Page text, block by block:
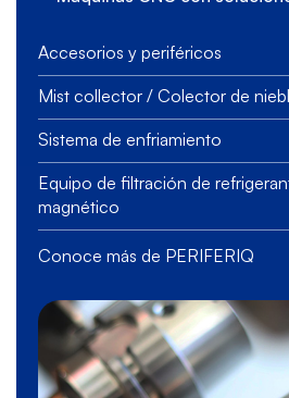
Accesorios y periféricos
Mist collector / Colector de
Sistema de enfriamiento
Equipo de filtración de
magnético
Conoce más de PERIFERIQ